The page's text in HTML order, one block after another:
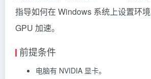
指导如何在 Windows 系统上设置环
GPU 加速。
前提条件
电脑有 NVIDIA 显卡。